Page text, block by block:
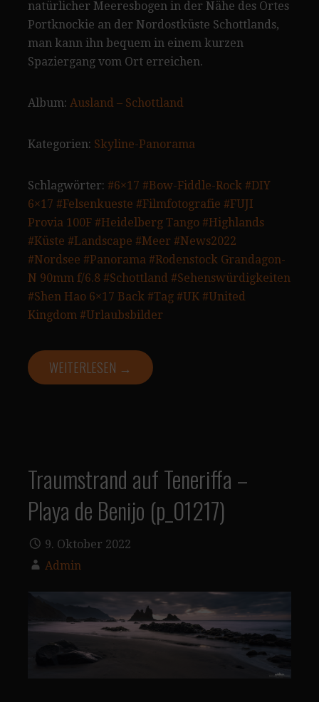
natürlicher Meeresbogen in der Nähe des Ortes
Portknockie an der Nordostküste Schottlands,
man kann ihn bequem in einem kurzen
Spaziergang vom Ort erreichen.
Album: Ausland – Schottland
Kategorien: Skyline-Panorama
Schlagwörter: #6×17 #Bow-Fiddle-Rock #DIY
6×17 #Felsenkueste #Filmfotografie #FUJI
Provia 100F #Heidelberg Tango #Highlands
#Küste #Landscape #Meer #News2022
#Nordsee #Panorama #Rodenstock Grandagon-
N 90mm f/6.8 #Schottland #Sehenswürdigkeiten
#Shen Hao 6×17 Back #Tag #UK #United
Kingdom #Urlaubsbilder
WEITERLESEN →
Traumstrand auf Teneriffa –
Playa de Benijo (p_01217)
9. Oktober 2022
Admin